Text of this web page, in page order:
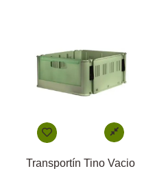
Transportín Tino Vacio